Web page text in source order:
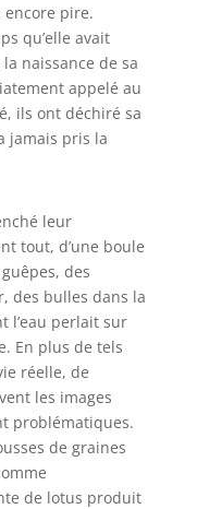
encore pire.
qu’elle avait
naissance de sa
appelé au
ils ont déchiré sa
jamais pris la
leur
tout, d’une boule
des
des bulles dans la
l’eau perlait sur
En plus de tels
réelle, de
les images
problématiques.
de graines
de lotus produit